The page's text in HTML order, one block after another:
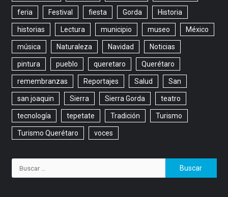
feria Festival fiesta Gorda Historia
historias Lectura municipio museo México
música Naturaleza Navidad Noticias
pintura pueblo queretaro Querétaro
remembranzas Reportajes Salud San
san joaquin Sierra Sierra Gorda teatro
tecnología tepetate Tradición Turismo
Turismo Querétaro voces